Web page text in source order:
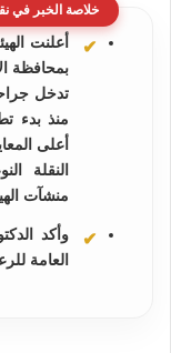
خلاصة الخبر في
أعلنت
منذ بدء
أعلى
النقلة
منشآت
وأكد
العامة